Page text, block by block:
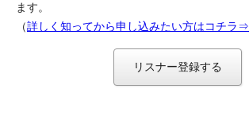
ます。
（詳しく知ってから申し込みたい方はコチラ⇒
リスナー登録する